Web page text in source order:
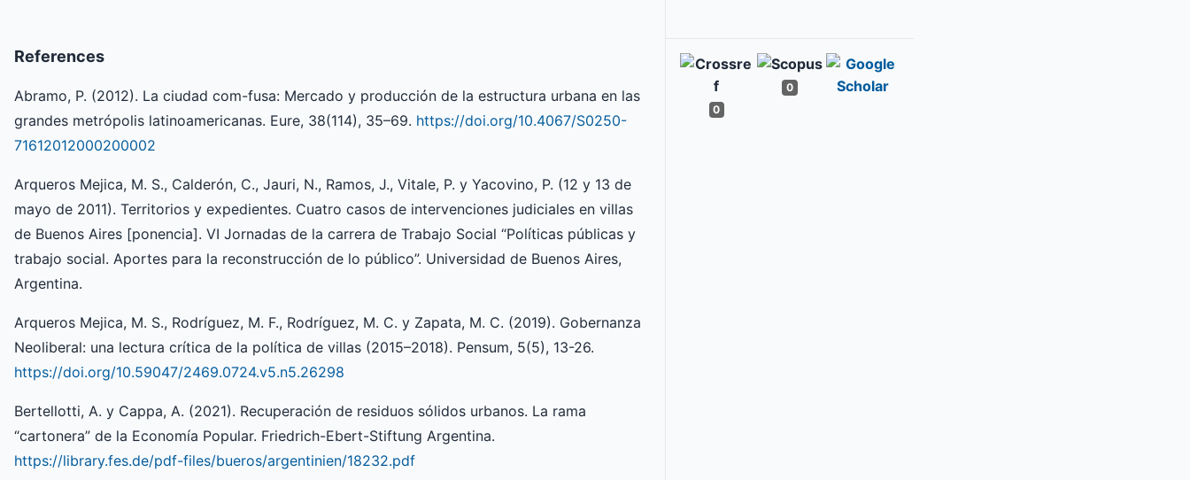
References
Abramo, P. (2012). La ciudad com-fusa: Mercado y producción de la estructura urbana en las
grandes metrópolis latinoamericanas. Eure, 38(114), 35–69. https://doi.org/10.4067/S0250-
71612012000200002
Arqueros Mejica, M. S., Calderón, C., Jauri, N., Ramos, J., Vitale, P. y Yacovino, P. (12 y 13 de
mayo de 2011). Territorios y expedientes. Cuatro casos de intervenciones judiciales en villas
de Buenos Aires [ponencia]. VI Jornadas de la carrera de Trabajo Social “Políticas públicas y
trabajo social. Aportes para la reconstrucción de lo público”. Universidad de Buenos Aires,
Argentina.
Arqueros Mejica, M. S., Rodríguez, M. F., Rodríguez, M. C. y Zapata, M. C. (2019). Gobernanza
Neoliberal: una lectura crítica de la política de villas (2015–2018). Pensum, 5(5), 13-26.
https://doi.org/10.59047/2469.0724.v5.n5.26298
Bertellotti, A. y Cappa, A. (2021). Recuperación de residuos sólidos urbanos. La rama
“cartonera” de la Economía Popular. Friedrich-Ebert-Stiftung Argentina.
https://library.fes.de/pdf-files/bueros/argentinien/18232.pdf
0
0